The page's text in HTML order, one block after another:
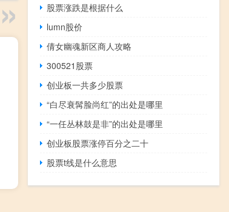
股票涨跌是根据什么
lumn股价
倩女幽魂新区商人攻略
300521股票
创业板一共多少股票
“白尽衰髯脸尚红”的出处是哪里
“一任丛林鼓是非”的出处是哪里
创业板股票涨停百分之二十
股票t线是什么意思